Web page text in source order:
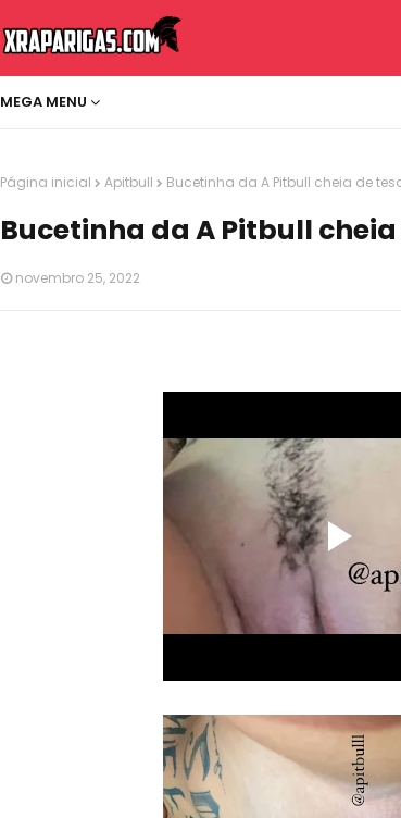
MEGA MENU
Página inicial Apitbull Bucetinha da A Pitbull cheia de
Bucetinha da A Pitbull
novembro 25, 2022